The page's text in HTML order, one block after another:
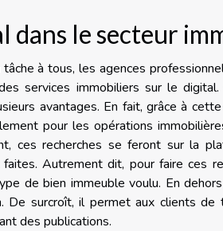
dans le secteur
à tous, les agences
services immobiliers sur le
avantages. En fait, grâce à
pour les opérations
ces recherches se feront sur la
Autrement dit, pour faire ces
de bien immeuble voulu. En
De surcroît, il permet aux clients
des publications.